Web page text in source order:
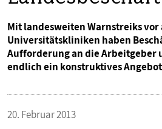
Mit landesweiten Warnstreiks
Universitätskliniken haben
Aufforderung an die Arbeitgeber
endlich ein konstruktives
20. Februar 2013